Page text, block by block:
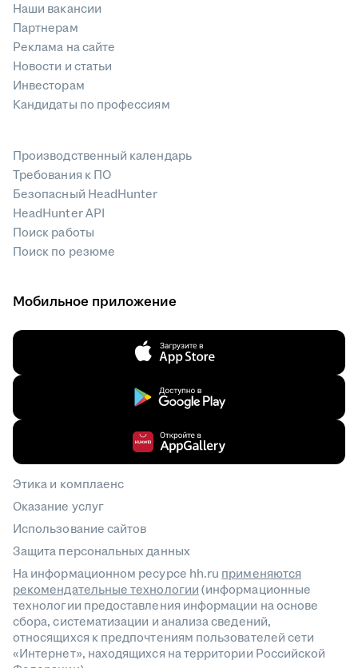
Наши вакансии
Партнерам
Реклама на сайте
Новости и статьи
Инвесторам
Кандидаты по профессиям
Производственный календарь
Требования к ПО
Безопасный HeadHunter
HeadHunter API
Поиск работы
Поиск по резюме
Мобильное приложение
Этика и комплаенс
Оказание услуг
Использование сайтов
Защита персональных данных
На информационном ресурсе hh.ru применяются
рекомендательные технологии(информационные
технологии предоставления информации на основе
сбора, систематизации и анализа сведений,
относящихся к предпочтениям пользователей сети
«Интернет», находящихся на территории Российской